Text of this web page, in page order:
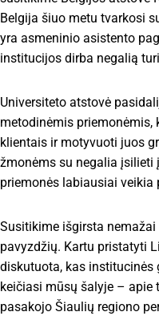
Belgija šiuo metu tvarkosi
yra asmeninio asistento
institucijos dirba negalią
Universiteto atstovė
metodinėmis
klientais ir motyvuoti juos
žmonėms su negalia įsilieti
priemonės labiausiai veikia
Susitikime išgirsta
pavyzdžių. Kartu pristatyti
diskutuota, kas institucinės
keičiasi mūsų šalyje –
pasakojo Šiaulių regiono